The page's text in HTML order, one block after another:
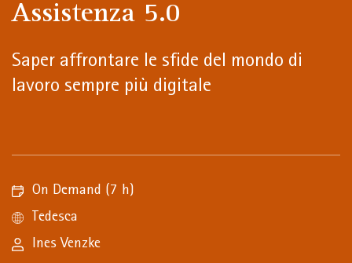
Assistenza 5.0
Saper affrontare le sfide del mondo di
lavoro sempre più digitale
On Demand (7 h)
Tedesca
Ines Venzke